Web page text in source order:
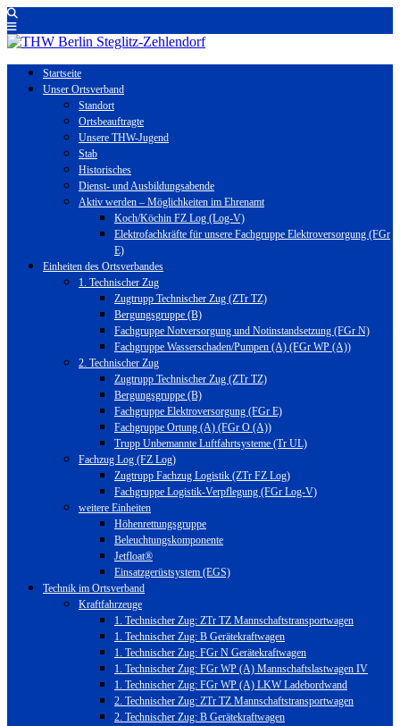
Startseite
Unser Ortsverband
Standort
Ortsbeauftragte
Unsere THW-Jugend
Stab
Historisches
Dienst- und Ausbildungsabende
Aktiv werden – Möglichkeiten im Ehrenamt
Koch/Köchin FZ Log (Log-V)
Elektrofachkräfte für unsere Fachgruppe Elektroversorgung (FGr
E)
Einheiten des Ortsverbandes
1. Technischer Zug
Zugtrupp Technischer Zug (ZTr TZ)
Bergungsgruppe (B)
Fachgruppe Notversorgung und Notinstandsetzung (FGr N)
Fachgruppe Wasserschaden/Pumpen (A) (FGr WP (A))
2. Technischer Zug
Zugtrupp Technischer Zug (ZTr TZ)
Bergungsgruppe (B)
Fachgruppe Elektroversorgung (FGr E)
Fachgruppe Ortung (A) (FGr O (A))
Trupp Unbemannte Luftfahrtsysteme (Tr UL)
Fachzug Log (FZ Log)
Zugtrupp Fachzug Logistik (ZTr FZ Log)
Fachgruppe Logistik-Verpflegung (FGr Log-V)
weitere Einheiten
Höhenrettungsgruppe
Beleuchtungskomponente
Jetfloat®
Einsatzgerüstsystem (EGS)
Technik im Ortsverband
Kraftfahrzeuge
1. Technischer Zug: ZTr TZ Mannschaftstransportwagen
1. Technischer Zug: B Gerätekraftwagen
1. Technischer Zug: FGr N Gerätekraftwagen
1. Technischer Zug: FGr WP (A) Mannschaftslastwagen IV
1. Technischer Zug: FGr WP (A) LKW Ladebordwand
2. Technischer Zug: ZTr TZ Mannschaftstransportwagen
2. Technischer Zug: B Gerätekraftwagen